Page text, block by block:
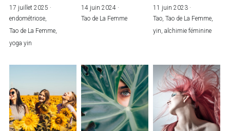
Yoga yin au féminin + SPA
Qi Gong
Retraite de Femme en Inde
Qui suis-je ?
La Boutique
17 juillet 2025 ·
endométriose,
Tao de La Femme,
yoga yin
14 juin 2024·
Tao de La Femme
11 juin 2023·
Tao, Tao de La Femme,
yin, alchimie féminine